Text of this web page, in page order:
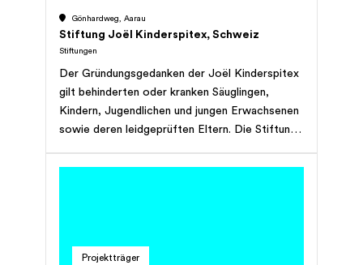
Gönhardweg, Aarau
Stiftung Joël Kinderspitex, Schweiz
Stiftungen
Der Gründungsgedanken der Joël Kinderspitex
gilt behinderten oder kranken Säuglingen,
Kindern, Jugendlichen und jungen Erwachsenen
sowie deren leidgeprüften Eltern. Die Stiftung
helfen.
Projektträger